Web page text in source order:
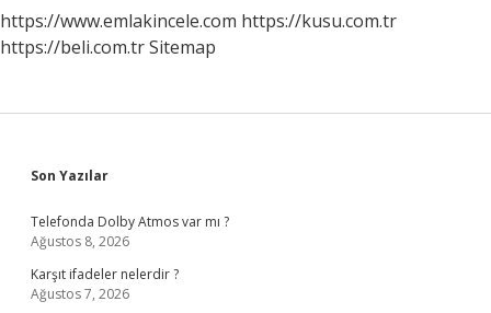
https://www.emlakincele.com https://kusu.com.tr
https://beli.com.trSitemap
Sidebar
Son Yazılar
Telefonda Dolby Atmos var mı ?
Ağustos 8, 2026
Karşıt ifadeler nelerdir ?
Ağustos 7, 2026